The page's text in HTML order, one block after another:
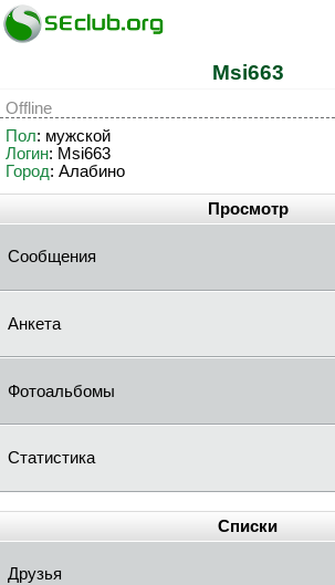
Msi663
Offline
Пол: мужской
Логин: Msi663
Город: Алабино
Просмотр
Сообщения
Анкета
Фотоальбомы
Статистика
Списки
Друзья